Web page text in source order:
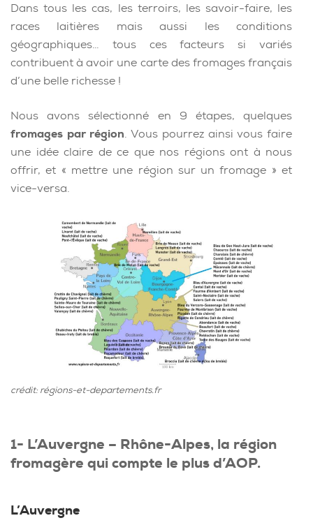
Dans tous les cas, les terroirs, les savoir-faire, les
races laitières mais aussi les conditions
géographiques… tous ces facteurs si variés
contribuent à avoir une carte des fromages français
d’une belle richesse !
Nous avons sélectionné en 9 étapes, quelques
fromages par région. Vous pourrez ainsi vous faire
une idée claire de ce que nos régions ont à nous
offrir, et « mettre une région sur un fromage » et
vice-versa.
crédit: régions-et-departements.fr
1- L’Auvergne – Rhône-Alpes, la région
fromagère qui compte le plus d’AOP.
L’Auvergne